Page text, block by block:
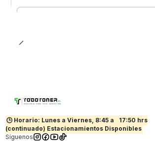
🕒 Horario: Lunes a Viernes, 8:45 a
17:50 hrs
(continuado) Estacionamientos Disponibles
Síguenos